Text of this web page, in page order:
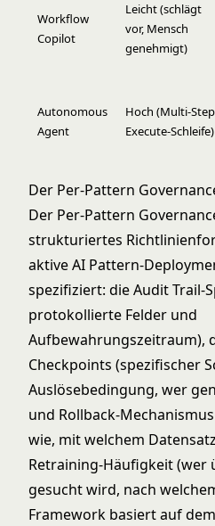
Workflow
Copilot
Leicht (schlägt
vor, Mensch
genehmigt)
Autonomous
Agent
Hoch (Multi-Step
Execute-Schleife)
Der Per-Pattern
Der Per-Pattern
strukturiertes
aktive AI Pattern-
spezifiziert: die Audit Trail-
protokollierte Felder und
Aufbewahrungszeitraum),
Checkpoints (spezifischer
Auslösebedingung, wer
und Rollback-
wie, mit welchem
Retraining-Häufigkeit (wer
gesucht wird, nach
Framework basiert auf